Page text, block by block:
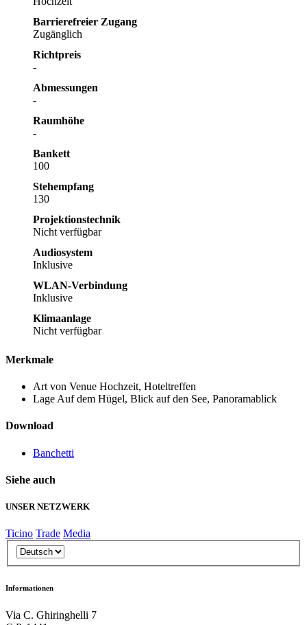
Barrierefreier Zugang
Zugänglich
Richtpreis
-
Abmessungen
-
Raumhöhe
-
Bankett
100
Stehempfang
130
Projektionstechnik
Nicht verfügbar
Audiosystem
Inklusive
WLAN-Verbindung
Inklusive
Klimaanlage
Nicht verfügbar
Merkmale
Art von Venue Hochzeit, Hoteltreffen
Lage Auf dem Hügel, Blick auf den See, Panoramablick
Download
Banchetti
Siehe auch
UNSER NETZWERK
Ticino Trade Media
Informationen
Via C. Ghiringhelli 7